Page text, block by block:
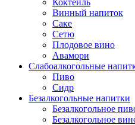
Коктейль
Винный напиток
Саке
Сетю
Плодовое вино
Авамори
Слабоалкогольные
Пиво
Сидр
Безалкогольные напитки
Безалкогольное
Безалкогольное